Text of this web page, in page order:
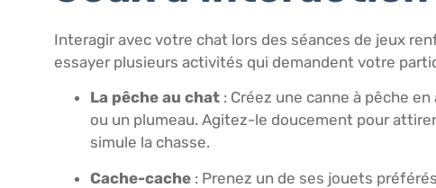
Interagir avec votre chat lors des séances de jeux
essayer plusieurs activités qui demandent votre
La pêche au chat : Créez une canne à pêche
ou un plumeau. Agitez-le doucement pour
simule la chasse.
Cache-cache : Prenez un de ses jouets